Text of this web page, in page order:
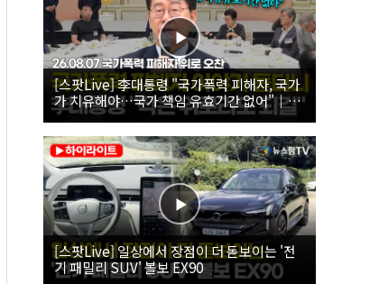
[스팟Live] 李대통령 "국가폭력 피해자, 국가
가 치유해야…국가 책임 유효기간 없어"｜
26.08.07 국가폭력 피해자 위로 오찬
[스팟Live] 일상에서 장점이 더 돋보이는 '전
기 패밀리 SUV' 볼보 EX90